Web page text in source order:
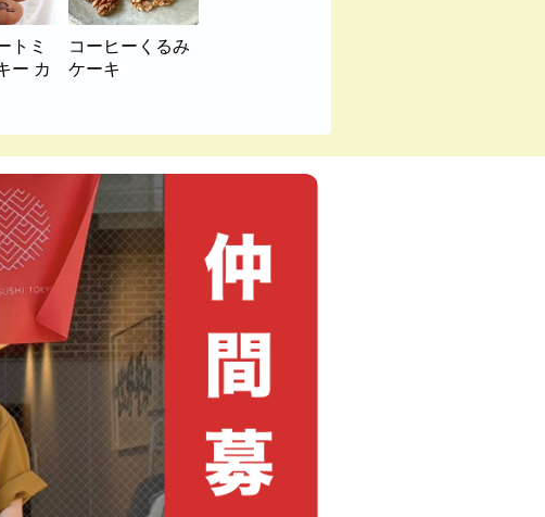
トミ
ー カ
コーヒーくるみ
ケーキ